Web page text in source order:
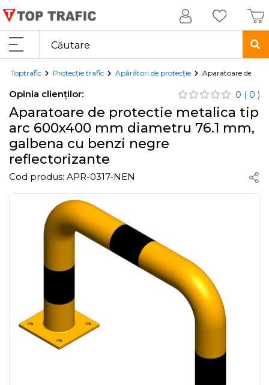
Toptrafic Protecție trafic Apărători de protecție Aparatoare de
Opinia clienților: 0 ( 0 )
Aparatoare de protectie metalica tip
arc 600x400 mm diametru 76.1 mm,
galbena cu benzi negre
reflectorizante
Cod produs: APR-0317-NEN